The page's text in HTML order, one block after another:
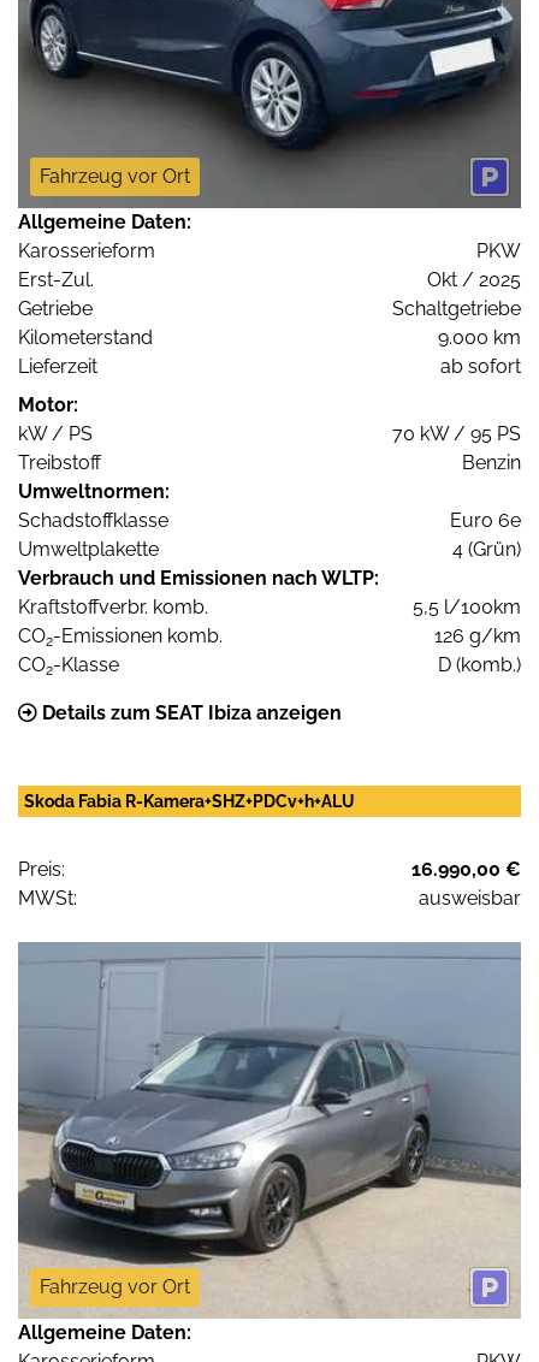
Fahrzeug vor Ort
Allgemeine Daten:
Karosserieform
PKW
Erst-Zul.
Okt / 2025
Getriebe
Schaltgetriebe
Kilometerstand
9.000 km
Lieferzeit
ab sofort
Motor:
kW / PS
70 kW / 95 PS
Treibstoff
Benzin
Umweltnormen:
Schadstoffklasse
Euro 6e
Umweltplakette
4 (Grün)
Verbrauch und Emissionen nach WLTP:
Kraftstoffverbr. komb.
5,5 l/100km
CO2-Emissionen komb.
126 g/km
CO2-Klasse D (komb.)
Details zum SEAT Ibiza anzeigen
Skoda Fabia R-Kamera+SHZ+PDCv+h+ALU
Preis:
16.990,00 €
MWSt:
ausweisbar
Fahrzeug vor Ort
Allgemeine Daten: